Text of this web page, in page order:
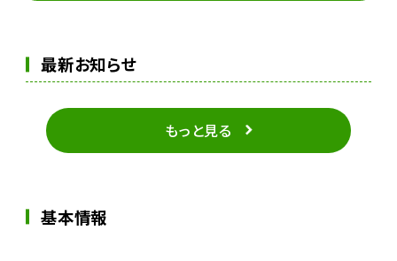
最新お知らせ
もっと見る
基本情報